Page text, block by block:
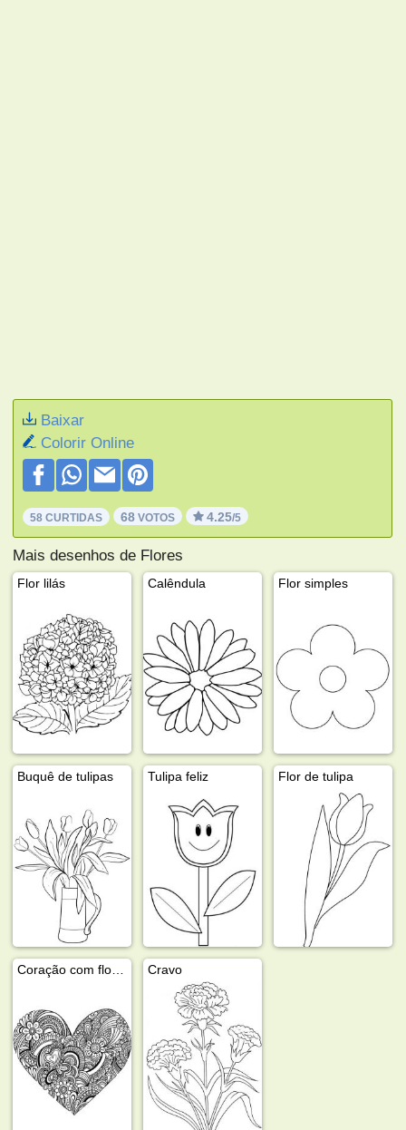
Baixar
Colorir Online
58 CURTIDAS 68 VOTOS 4.25/5
Mais desenhos de Flores
Flor lilás Calêndula Flor simples
Buquê de tulipas Tulipa feliz Flor de tulipa
Cravo